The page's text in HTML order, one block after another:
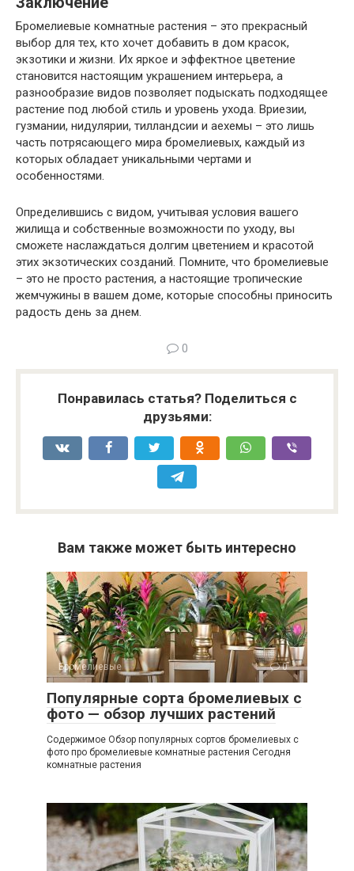
Бромелиевые комнатные растения – это прекрасный
выбор для тех, кто хочет добавить в дом красок,
экзотики и жизни. Их яркое и эффектное цветение
становится настоящим украшением интерьера, а
разнообразие видов позволяет подыскать подходящее
растение под любой стиль и уровень ухода. Вриезии,
гузмании, нидулярии, тилландсии и аехемы – это лишь
часть потрясающего мира бромелиевых, каждый из
которых обладает уникальными чертами и
особенностями.
Определившись с видом, учитывая условия вашего
жилища и собственные возможности по уходу, вы
сможете наслаждаться долгим цветением и красотой
этих экзотических созданий. Помните, что бромелиевые
– это не просто растения, а настоящие тропические
жемчужины в вашем доме, которые способны приносить
радость день за днем.
0
Понравилась статья? Поделиться с
друзьями:
Вам также может быть интересно
Бромелиевые 0
Популярные сорта бромелиевых с
фото — обзор лучших растений
Содержимое Обзор популярных сортов бромелиевых с
фото про бромелиевые комнатные растения Сегодня
комнатные растения